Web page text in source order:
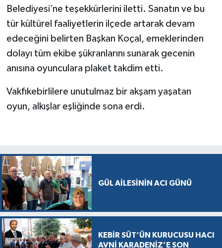
Belediyesi’ne teşekkürlerini iletti. Sanatın ve bu
tür kültürel faaliyetlerin ilçede artarak devam
edeceğini belirten Başkan Koçal, emeklerinden
dolayı tüm ekibe şükranlarını sunarak gecenin
anısına oyunculara plaket takdim etti.
Vakfıkebirlilere unutulmaz bir akşam yaşatan
oyun, alkışlar eşliğinde sona erdi.
GÜL AİLESİNİN ACI GÜNÜ
KEBİR SÜT’ÜN KURUCUSU HACI
AVNİ KARADENİZ’E SON